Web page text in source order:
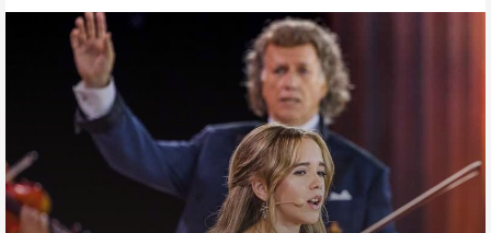
را
اشتراک
بگذارید.